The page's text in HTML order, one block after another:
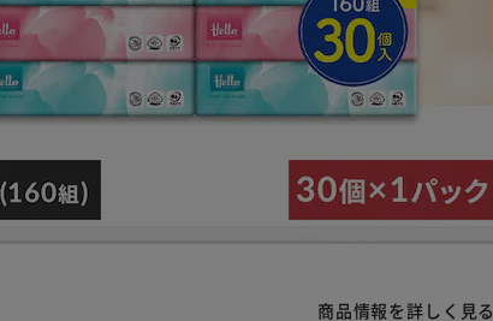
商品情報を詳しく見る